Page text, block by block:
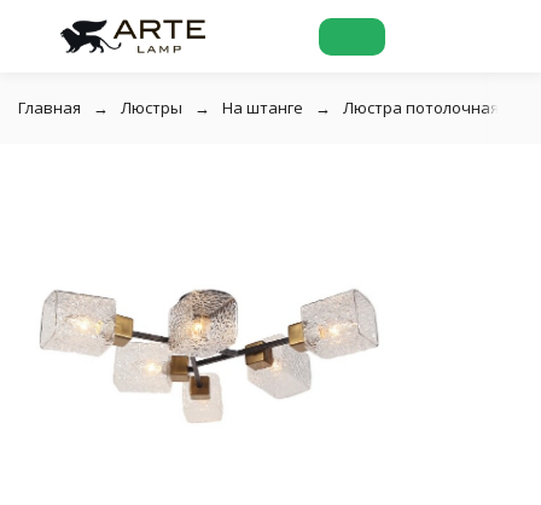
Главная Люстры На штанге Люстра потолочная Arte